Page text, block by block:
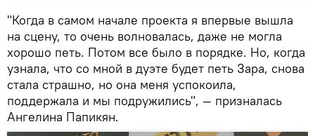
"Когда в самом начале проекта я впервые вышла
на сцену, то очень волновалась, даже не могла
хорошо петь. Потом все было в порядке. Но, когда
узнала, что со мной в дуэте будет петь Зара, снова
стала страшно, но она меня успокоила,
поддержала и мы подружились", — призналась
Ангелина Папикян.